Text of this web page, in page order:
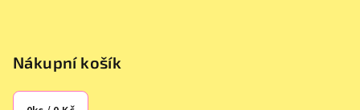
Nákupní košík